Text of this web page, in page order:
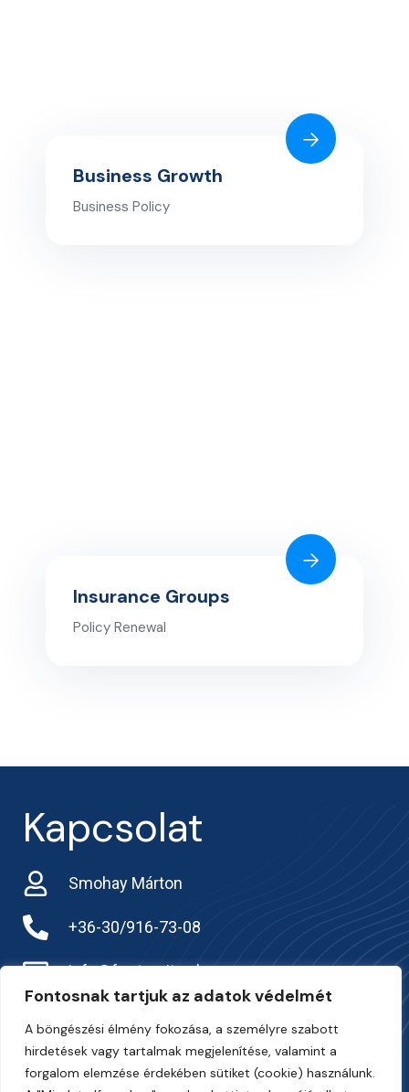
Fontosnak tartjuk az adatok védelmét
A böngészési élmény fokozása, a személyre szabott
hirdetések vagy tartalmak megjelenítése, valamint a
forgalom elemzése érdekében sütiket (cookie) használunk.
Business Growth
Business Policy
Insurance Groups
Policy Renewal
Kapcsolat
Smohay Márton
+36-30/916-73-08
info@frarternitas.hu